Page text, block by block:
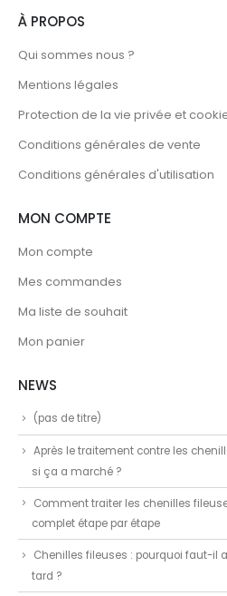
À PROPOS
Qui sommes nous ?
Mentions légales
Protection de la vie privée et
Conditions générales de vente
Conditions générales d'utilisation
MON COMPTE
Mon compte
Mes commandes
Ma liste de souhait
Mon panier
NEWS
(pas de titre)
Après le traitement contre les
si ça a marché ?
Comment traiter les chenilles
complet étape par étape
Chenilles fileuses : pourquoi faut-il
tard ?